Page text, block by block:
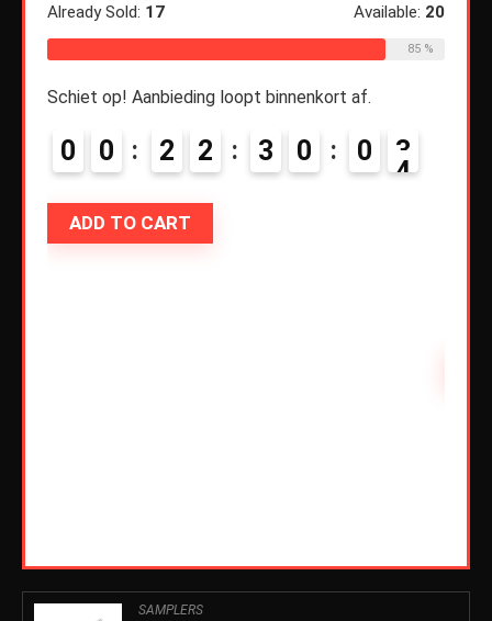
Already Sold: 17 Available: 20
85 %
Schiet op! Aanbieding loopt binnenkort af.
0 0 2 2 3 0 0 3
ADD TO CART
SAMPLERS